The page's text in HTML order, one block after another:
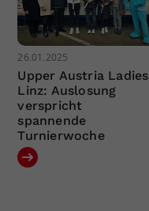
26.01.2025
Upper Austria Ladies
Linz: Auslosung
verspricht
spannende
Turnierwoche